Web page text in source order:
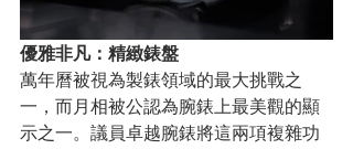
優雅非凡：精緻錶盤
萬年曆被視為製錶領域的最大挑戰之
一，而月相被公認為腕錶上最美觀的顯
示之一。議員卓越腕錶將這兩項複雜功